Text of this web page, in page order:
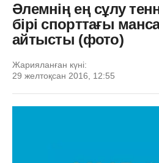
Әлемнің ең сұлу
бірі спорттағы
айтысты (фото)
Жарияланған күні:
29 желтоқсан 2016, 12:55